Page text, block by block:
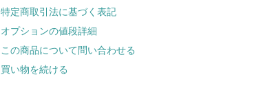
特定商取引法に基づく表記
オプションの値段詳細
この商品について問い合わせる
買い物を続ける